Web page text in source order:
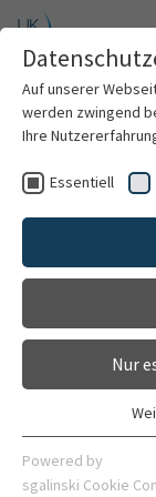
Zum
Patienten &
Kliniken &
Forschung
Karriere
Auf unserer
werden zwingend
Ihre
Essentiell
Nur
Essentielle
Webseite
Powered by
sgalinski Cookie